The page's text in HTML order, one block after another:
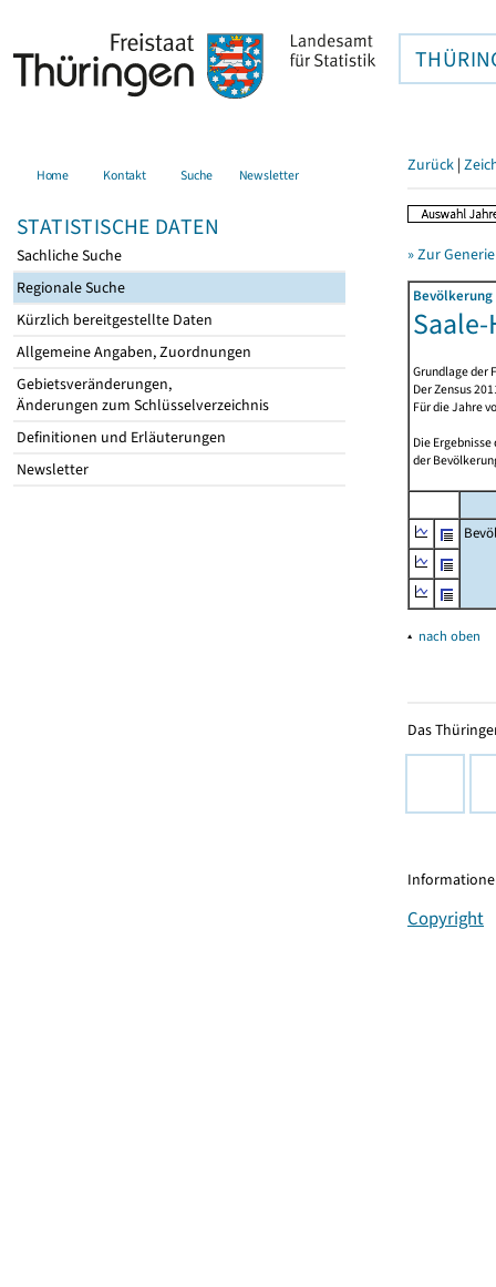
Home Kontakt Suche Newsletter
STATISTISCHE DATEN
Sachliche Suche
Regionale Suche
Kürzlich bereitgestellte Daten
Allgemeine Angaben, Zuordnungen
Gebietsveränderungen,
Änderungen zum Schlüsselverzeichnis
Definitionen und Erläuterungen
Newsletter
Zurück |
» Zur
Grundlage der
Der Zensus
Für die Jahre
Die
der
▴ nach oben
Das
Copyright